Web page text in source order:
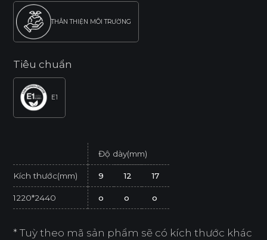
THÂN THIỆN MÔI TRƯỜNG
Tiêu chuẩn
E1
Độ dày(mm)
Kích thước(mm) 9 12 17
1220*2440 o o o
* Tuỳ theo mã sản phẩm sẽ có kích thước khác